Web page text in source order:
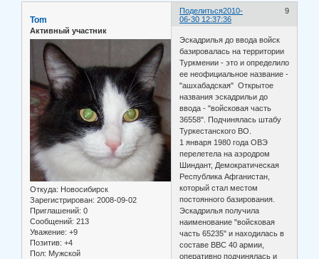
Поделиться 9
2010-
06-30 12:37:36
Tom
Активный участник
Откуда: Новосибирск
Зарегистрирован: 2008-09-02
Приглашений: 0
Сообщений: 213
Уважение: +9
Позитив: +4
Пол: Мужской
Эскадрилья до ввода войск
базировалась на территории
Туркмении - это и определило
ее неофициальное название -
"ашхабадская" Открытое
названия эскадрильи до
ввода - "войсковая часть
36558". Подчинялась штабу
Туркестанского ВО.
1 января 1980 года ОВЭ
перелетела на аэродром
Шиндант, Демократическая
Республика Афганистан,
который стал местом
постоянного базирования.
Эскадрилья получила
наименование "войсковая
часть 65235" и находилась в
составе ВВС 40 армии,
оперативно подчинялась и